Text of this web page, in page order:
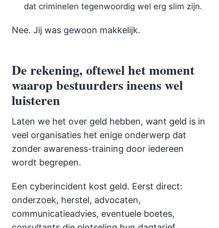
dat criminelen tegenwoordig wel erg slim zijn.
Nee. Jij was gewoon makkelijk.
De rekening, oftewel het moment
waarop bestuurders ineens wel
luisteren
Laten we het over geld hebben, want geld is in
veel organisaties het enige onderwerp dat
zonder awareness-training door iedereen
wordt begrepen.
Een cyberincident kost geld. Eerst direct:
onderzoek, herstel, advocaten,
communicatieadvies, eventuele boetes,